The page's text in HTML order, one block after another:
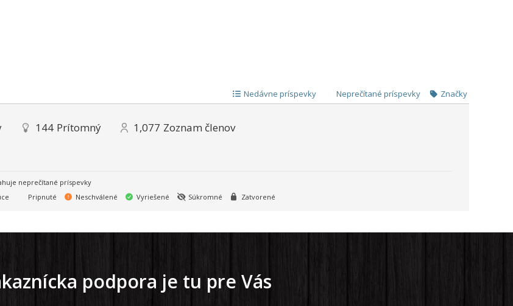
Nedávne príspevky Neprečítané príspevky Značky
144 Prítomný 1,077 Zoznam členov
neprečítané príspevky
Pripnuté Neschválené Vyriešené Súkromné Zatvorené
podpora je tu pre Vás